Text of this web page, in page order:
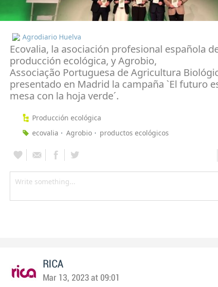
Agrodiario Huelva
Ecovalia, la asociación profesional española
producción ecológica, y Agrobio,
Associação Portuguesa de Agricultura
presentado en Madrid la campaña `El futuro
mesa con la hoja verde´.
Producción ecológica
ecovalia
Agrobio productos ecológicos
RICA
Mar 13, 2023 at 09:01